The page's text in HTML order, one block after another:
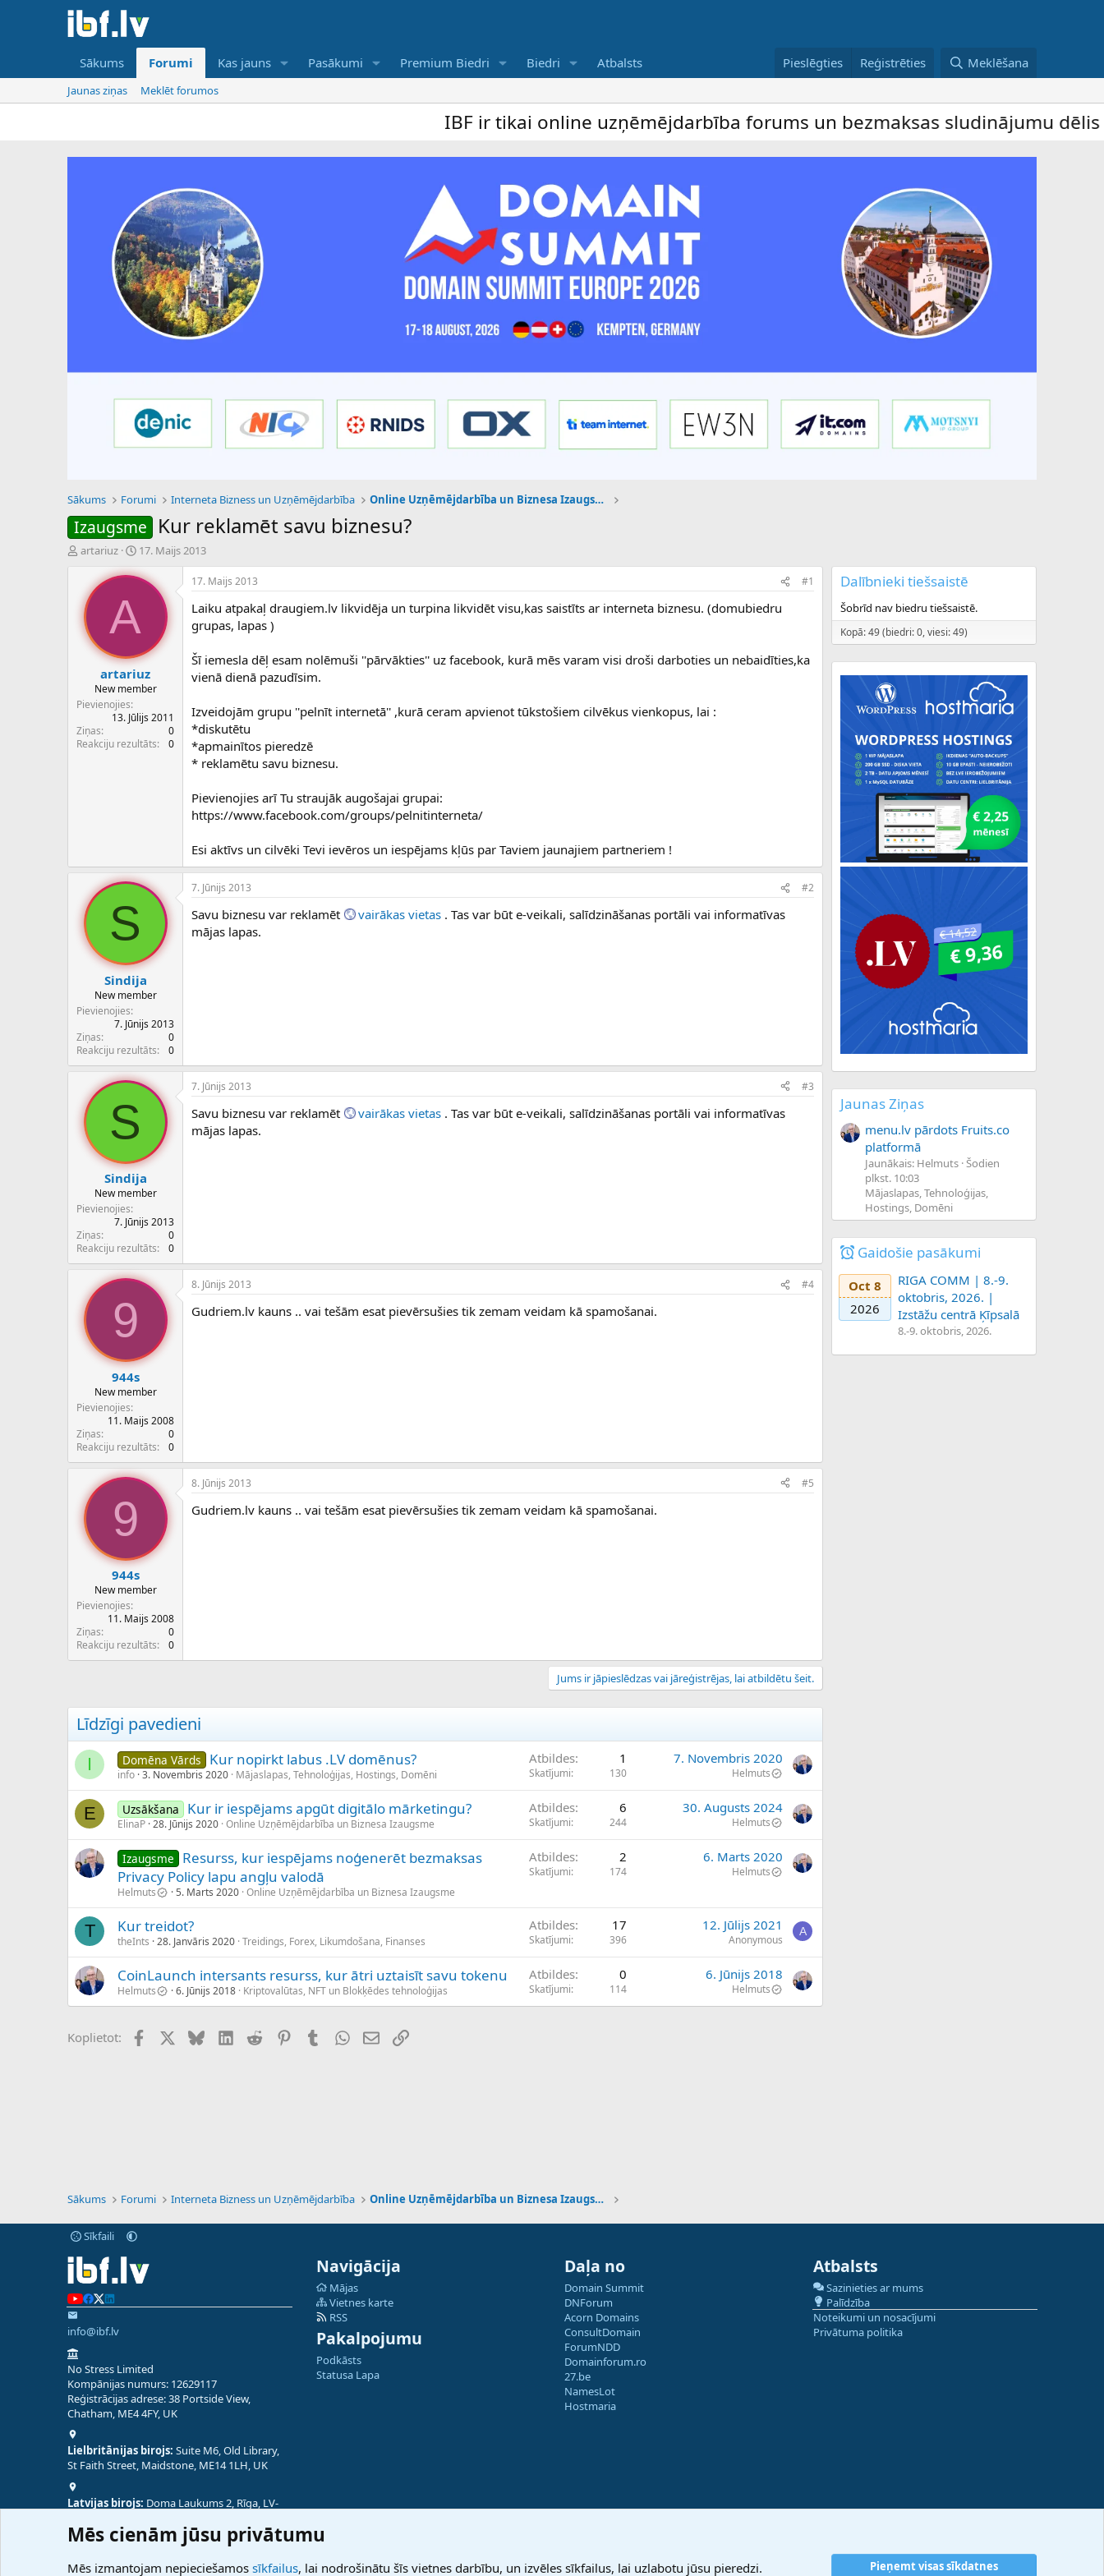
Sākums Forumi Kas jauns Pasākumi Premium Biedri Biedri Atbalsts Pieslēgties Reģistrēties Meklēšana
Jaunas ziņas Meklēt forumos
IBF ir tikai online uzņēmējdarbība forums un bezmaksas sludinājumu dēlis – dalība
Sākums Forumi Interneta Bizness un Uzņēmējdarbība Online Uzņēmējdarbība un Biznesa Izaugsme
Izaugsme Kur reklamēt savu biznesu?
P
e
d
e
z
s
ā
c
artariuz
S
k
a
d
a
u
m
s
17. Maijs 2013
A
artariuz
New member
Pievienojies
13. Jūlijs 2011
Ziņas
0
Reakciju rezultāts
0
17. Maijs 2013 #1
Laiku atpakaļ draugiem.lv likvidēja un turpina likvidēt visu,kas saistīts ar interneta biznesu. (domubiedru
grupas, lapas )
Šī iemesla dēļ esam nolēmuši ''pārvākties'' uz facebook, kurā mēs varam visi droši darboties un nebaidīties,ka
vienā dienā pazudīsim.
Izveidojām grupu ''pelnīt internetā'' ,kurā ceram apvienot tūkstošiem cilvēkus vienkopus, lai :
*diskutētu
*apmainītos pieredzē
* reklamētu savu biznesu.
Pievienojies arī Tu straujāk augošajai grupai:
https://www.facebook.com/groups/pelnitinterneta/
Esi aktīvs un cilvēki Tevi ievēros un iespējams kļūs par Taviem jaunajiem partneriem !
S
Sindija
New member
Pievienojies
7. Jūnijs 2013
Ziņas
0
Reakciju rezultāts
0
7. Jūnijs 2013 #2
Savu biznesu var reklamēt vairākas vietas . Tas var būt e-veikali, salīdzināšanas portāli vai informatīvas
mājas lapas.
S
Sindija
New member
Pievienojies
7. Jūnijs 2013
Ziņas
0
Reakciju rezultāts
0
7. Jūnijs 2013 #3
Savu biznesu var reklamēt vairākas vietas . Tas var būt e-veikali, salīdzināšanas portāli vai informatīvas
mājas lapas.
9
944s
New member
Pievienojies
11. Maijs 2008
Ziņas
0
Reakciju rezultāts
0
8. Jūnijs 2013 #4
Gudriem.lv kauns .. vai tešām esat pievērsušies tik zemam veidam kā spamošanai.
9
944s
New member
Pievienojies
11. Maijs 2008
Ziņas
0
Reakciju rezultāts
0
8. Jūnijs 2013 #5
Gudriem.lv kauns .. vai tešām esat pievērsušies tik zemam veidam kā spamošanai.
Jums ir jāpieslēdzas vai jāreģistrējas, lai atbildētu šeit.
Līdzīgi pavedieni
I Domēna Vārds Kur nopirkt labus .LV domēnus?
info 3. Novembris 2020 Mājaslapas, Tehnoloģijas, Hostings, Domēni
Atbildes 1
Skatījumi 130
7. Novembris 2020
Helmuts
E Uzsākšana Kur ir iespējams apgūt digitālo mārketingu?
ElinaP 28. Jūnijs 2020 Online Uzņēmējdarbība un Biznesa Izaugsme
Atbildes 6
Skatījumi 244
30. Augusts 2024
Helmuts
Izaugsme
Resurss, kur iespējams noģenerēt bezmaksas
Privacy Policy lapu angļu valodā
Helmuts 5. Marts 2020 Online Uzņēmējdarbība un Biznesa Izaugsme
Atbildes 2
Skatījumi 174
6. Marts 2020
Helmuts
T Kur treidot?
theInts 28. Janvāris 2020 Treidings, Forex, Likumdošana, Finanses
Atbildes 17
Skatījumi 396
12. Jūlijs 2021
Anonymous
A
CoinLaunch intersants resurss, kur ātri uztaisīt savu tokenu
Helmuts 6. Jūnijs 2018 Kriptovalūtas, NFT un Blokķēdes tehnoloģijas
Atbildes 0
Skatījumi 114
6. Jūnijs 2018
Helmuts
Koplietot: FacebookX (Twitter)
BlueskyLinkedIn
Reddit PinterestTumblrWhatsApp
E-pastsSaiti
Dalībnieki tiešsaistē
Šobrīd nav biedru tiešsaistē.
Kopā: 49 (biedri: 0, viesi: 49)
Jaunas Ziņas
menu.lv pārdots Fruits.co
platformā
Jaunākais: Helmuts Šodien
plkst. 10:03
Mājaslapas, Tehnoloģijas,
Hostings, Domēni
Gaidošie pasākumi
Oct 8
2026
RIGA COMM | 8.-9.
oktobris, 2026. |
Izstāžu centrā Ķīpsalā
8.-9. oktobris, 2026.
Sākums Forumi Interneta Bizness un Uzņēmējdarbība Online Uzņēmējdarbība un Biznesa Izaugsme
Sīkfaili
info@ibf.lv
No Stress Limited
Kompānijas numurs: 12629117
Reģistrācijas adrese: 38 Portside View,
Chatham, ME4 4FY, UK
Lielbritānijas birojs: Suite M6, Old Library,
St Faith Street, Maidstone, ME14 1LH, UK
Latvijas birojs: Doma Laukums 2, Rīga, LV-
Navigācija
Mājas
Vietnes karte
RSS
Pakalpojumu
Podkāsts
Statusa Lapa
Daļa no
Domain Summit
DNForum
Acorn Domains
ConsultDomain
ForumNDD
Domainforum.ro
27.be
NamesLot
Hostmaria
Atbalsts
Sazinieties ar mums
Palīdzība
Noteikumi un nosacījumi
Privātuma politika
Mēs cienām jūsu privātumu
Mēs izmantojam nepieciešamos sīkfailus, lai nodrošinātu šīs vietnes darbību, un izvēles sīkfailus, lai uzlabotu jūsu pieredzi. Pieņemt visas sīkdatnes